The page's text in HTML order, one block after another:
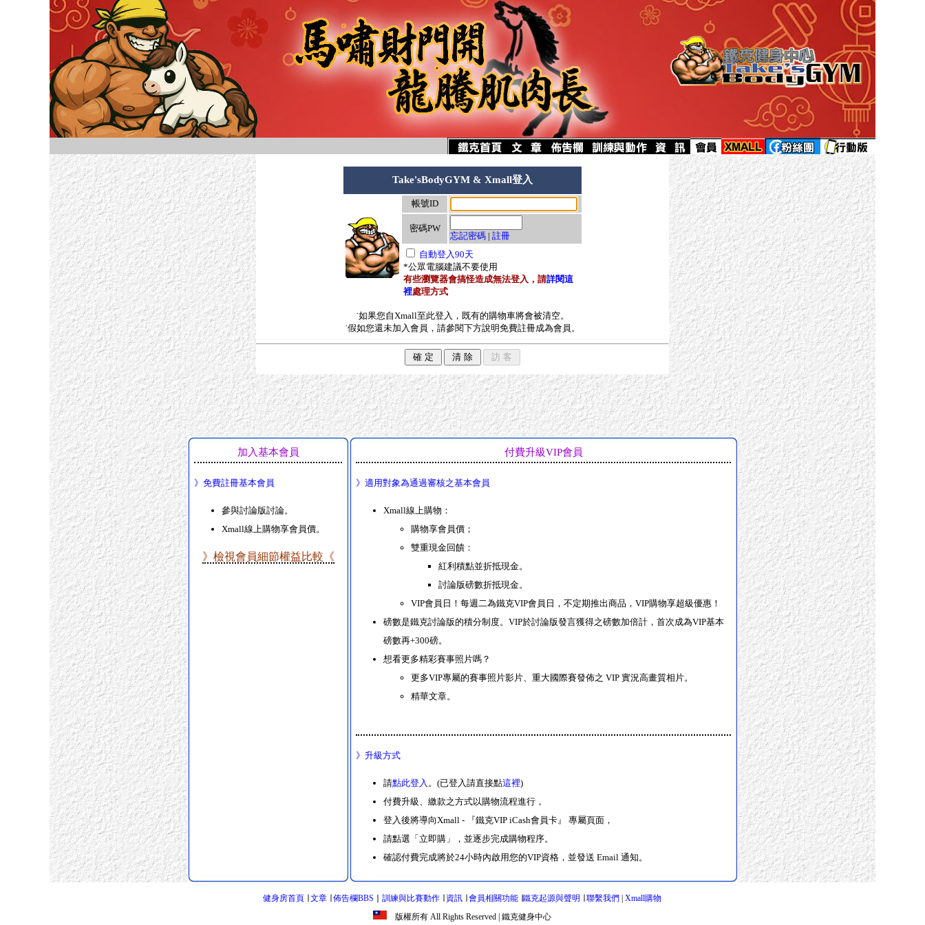
Take'sBodyGYM & Xmall登入
帳號ID
密碼PW
忘記密碼 | 註冊
自動登入90天
*公眾電腦建議不要使用
有些瀏覽器會搞怪造成無法登入，請詳閱這
裡處理方式
˙如果您自Xmall至此登入，既有的購物車將會被清空。
˙假如您還未加入會員，請參閱下方說明免費註冊成為會員。
加入基本會員
》免費註冊基本會員
參與討論版討論。
Xmall線上購物享會員價。
》檢視會員細節權益比較《
付費升級VIP會員
》適用對象為通過審核之基本會員
Xmall線上購物：
購物享會員價；
雙重現金回饋：
紅利積點並折抵現金。
討論版磅數折抵現金。
VIP會員日！每週二為鐵克VIP會員日，不定期推出商品，VIP購物享超級優惠！
磅數是鐵克討論版的積分制度。VIP於討論版發言獲得之磅數加倍計，首次成為VIP基本
磅數再+300磅。
想看更多精彩賽事照片嗎？
更多VIP專屬的賽事照片影片、重大國際賽發佈之 VIP 實況高畫質相片。
精華文章。
》升級方式
請點此登入 。(已登入請直接點這裡)
付費升級、繳款之方式以購物流程進行，
登入後將導向Xmall - 『鐵克VIP iCash會員卡』 專屬頁面，
請點選「立即購」，並逐步完成購物程序。
確認付費完成將於24小時內啟用您的VIP資格，並發送 Email 通知。
健身房首頁 ∣文章 ∣佈告欄BBS ∣訓練與比賽動作 資訊 ∣會員相關功能 ∣鐵克起源與聲明 ∣聯繫我們 |Xmall購物
版權所有 All Rights Reserved | 鐵克健身中心